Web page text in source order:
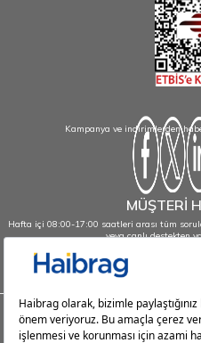
Kampanya ve indirimlerden
MÜŞTERİ
Hafta içi 08:00-17:00 saatleri arası tüm
veya canlı destekten
Haibrag.com